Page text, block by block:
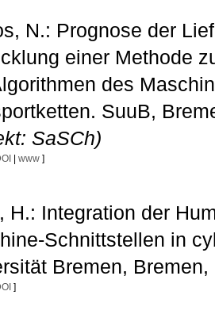
N.: Prognose der
einer Methode
des
SuuB,
SaSCh)
www ]
H.: Integration der
Schnittstellen in
Bremen,
]